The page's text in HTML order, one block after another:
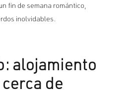
fin de semana romántico,
inolvidables.
alojamiento
de